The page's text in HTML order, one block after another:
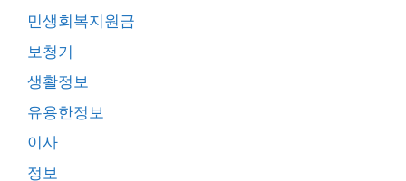
민생회복지원금
보청기
생활정보
유용한정보
이사
정보